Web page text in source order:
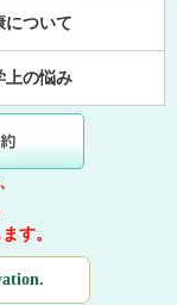
について
上の悩み
す。